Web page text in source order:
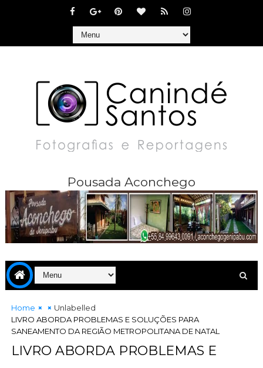
Pousada Aconchego
Home
Unlabelled
LIVRO ABORDA PROBLEMAS E SOLUÇÕES PARA
SANEAMENTO DA REGIÃO METROPOLITANA DE NATAL
LIVRO ABORDA PROBLEMAS E